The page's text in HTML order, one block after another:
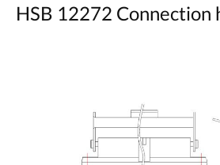
HSB 12272 Connection